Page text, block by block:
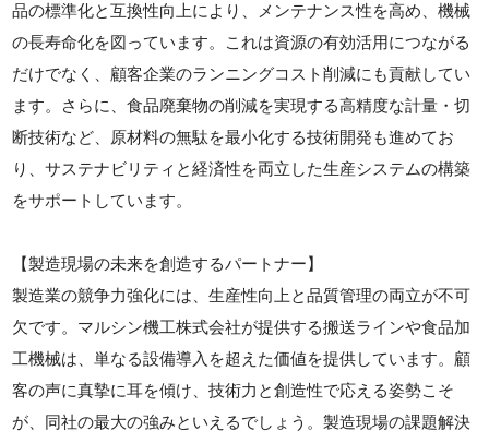
品の標準化と互換性向上により、メンテナンス性を高め、機械
の長寿命化を図っています。これは資源の有効活用につながる
だけでなく、顧客企業のランニングコスト削減にも貢献してい
ます。さらに、食品廃棄物の削減を実現する高精度な計量・切
断技術など、原材料の無駄を最小化する技術開発も進めてお
り、サステナビリティと経済性を両立した生産システムの構築
をサポートしています。
【製造現場の未来を創造するパートナー】
製造業の競争力強化には、生産性向上と品質管理の両立が不可
欠です。マルシン機工株式会社が提供する搬送ラインや食品加
工機械は、単なる設備導入を超えた価値を提供しています。顧
客の声に真摯に耳を傾け、技術力と創造性で応える姿勢こそ
が、同社の最大の強みといえるでしょう。製造現場の課題解決